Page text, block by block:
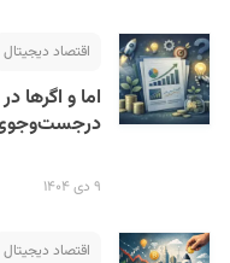
اقتصاد دیجیتال
اما و اگرها
درجست‌وجوی
۹ دی ۱۴۰۴
اقتصاد دیجیتال